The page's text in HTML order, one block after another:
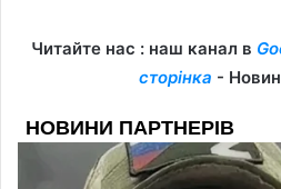
Читайте нас : наш канал в
сторінка -